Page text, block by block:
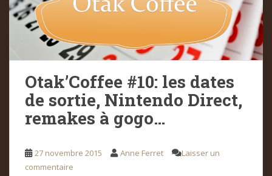
Otak’Coffee #10: les dates
de sortie, Nintendo Direct,
remakes à gogo…
27 novembre 2015 Anne Ferret
Laisser un
commentaire